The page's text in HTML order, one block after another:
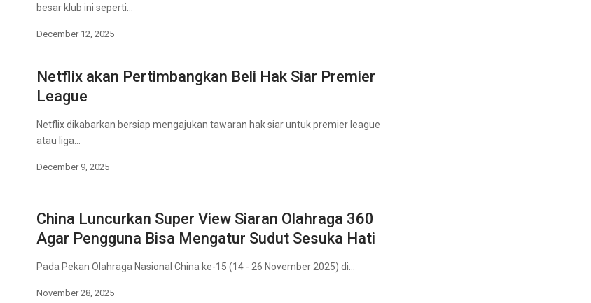
besar klub ini seperti…
December 12, 2025
Netflix akan Pertimbangkan Beli Hak Siar Premier
League
Netflix dikabarkan bersiap mengajukan tawaran hak siar untuk premier league
atau liga…
December 9, 2025
China Luncurkan Super View Siaran Olahraga 360
Agar Pengguna Bisa Mengatur Sudut Sesuka Hati
Pada Pekan Olahraga Nasional China ke-15 (14 - 26 November 2025) di…
November 28, 2025